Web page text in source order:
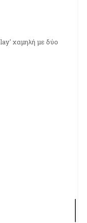
χαμηλή με δύο